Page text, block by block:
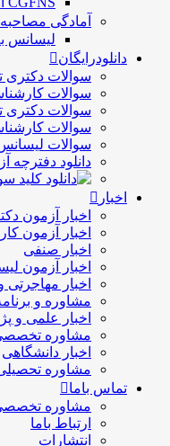
آمادگی
لیسانس
دانلودرایگان
سوالات
سوالات
سوالات
سوالات
سوالات
دانلود دفترچه
اخبار
اخبار آزمون
اخبار آزمون
اخبار صنفی
اخبار آزمون
اخبار مهاجرتی
مشاوره و
اخبار علمی و
مشاوره
اخبار دانشگاهی
مشاوره
تماس باما
مشاوره
ارتباط باما
انتشارات